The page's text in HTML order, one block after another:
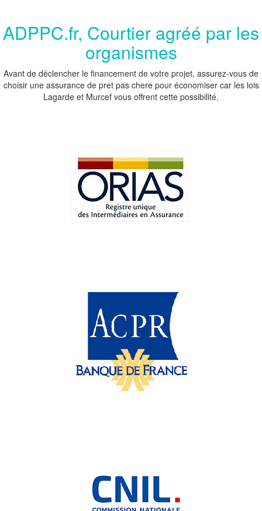
ADPPC.fr, Courtier agréé par les
organismes
Avant de déclencher le financement de votre projet, assurez-vous de
choisir une assurance de pret pas chere pour économiser car les lois
Lagarde et Murcef vous offrent cette possibilité.